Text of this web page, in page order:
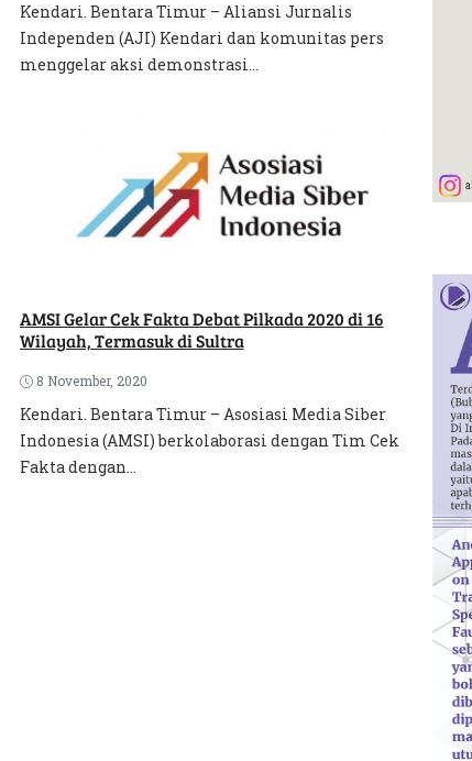
Kendari. Bentara Timur – Aliansi Jurnalis
Independen (AJI) Kendari dan komunitas pers
menggelar aksi demonstrasi...
AMSI Gelar Cek Fakta Debat Pilkada 2020 di 16
Wilayah, Termasuk di Sultra
8 November, 2020
Kendari. Bentara Timur – Asosiasi Media Siber
Indonesia (AMSI) berkolaborasi dengan Tim Cek
Fakta dengan...